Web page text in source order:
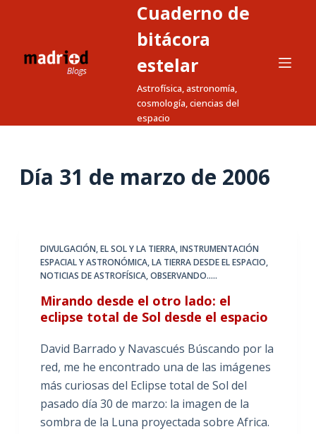
a
Cuaderno de
bitácora
estelar
Astrofísica, astronomía,
cosmología, ciencias del
espacio
Día 31 de marzo de 2006
DIVULGACIÓN,EL SOL Y LA TIERRA,INSTRUMENTACIÓN
ESPACIAL Y ASTRONÓMICA,LA TIERRA DESDE EL ESPACIO,
NOTICIAS DE ASTROFÍSICA,OBSERVANDO.....
Mirando desde el otro lado: el
eclipse total de Sol desde el espacio
David Barrado y Navascués Búscando por la
red, me he encontrado una de las imágenes
más curiosas del Eclipse total de Sol del
pasado día 30 de marzo: la imagen de la
sombra de la Luna proyectada sobre Africa.